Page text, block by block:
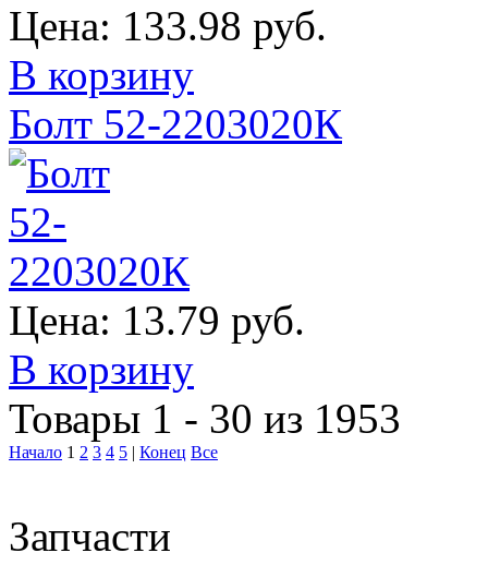
Цена: 133.98 руб.
В корзину
Болт 52-2203020К
Цена: 13.79 руб.
В корзину
Товары 1 - 30 из 1953
Начало 1 2 3 4 5 | Конец Все
Запчасти